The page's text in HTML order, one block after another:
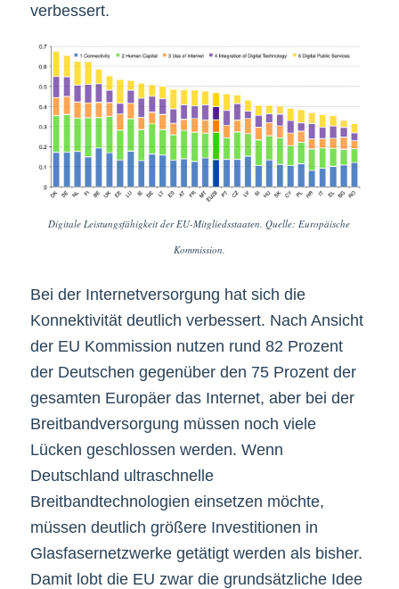
verbessert.
Digitale Leistungsfähigkeit der EU-Mitgliedsstaaten. Quelle: Europäische
Kommission.
Bei der Internetversorgung hat sich die
Konnektivität deutlich verbessert. Nach Ansicht
der EU Kommission nutzen rund 82 Prozent
der Deutschen gegenüber den 75 Prozent der
gesamten Europäer das Internet, aber bei der
Breitbandversorgung müssen noch viele
Lücken geschlossen werden. Wenn
Deutschland ultraschnelle
Breitbandtechnologien einsetzen möchte,
müssen deutlich größere Investitionen in
Glasfasernetzwerke getätigt werden als bisher.
Damit lobt die EU zwar die grundsätzliche Idee